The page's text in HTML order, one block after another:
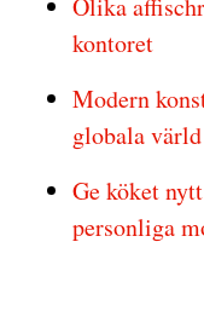
Olika
kontoret
Modern
globala värld
Ge köket
personliga